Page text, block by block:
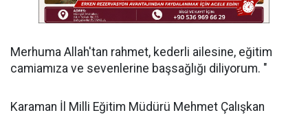
Merhuma Allah'tan rahmet, kederli ailesine, eğitim
camiamıza ve sevenlerine başsağlığı diliyorum. "
Karaman İl Milli Eğitim Müdürü Mehmet Çalışkan